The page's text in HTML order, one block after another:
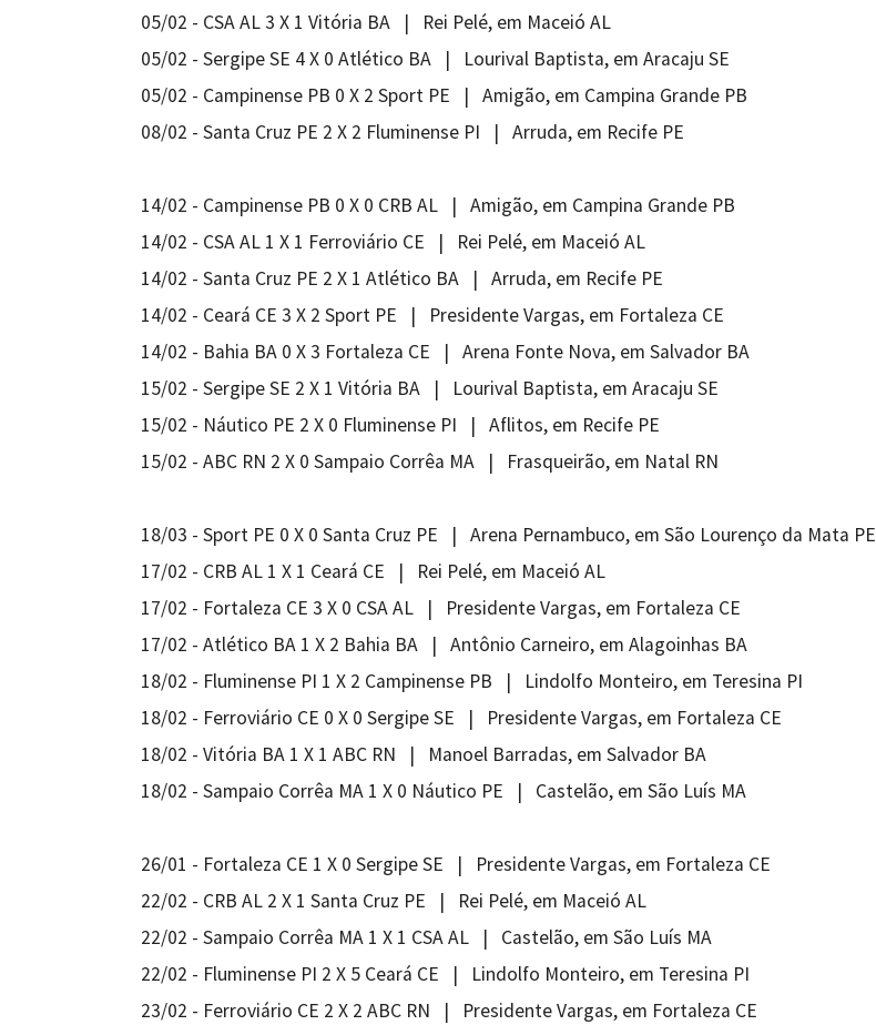
05/02 - CSA AL 3 X 1 Vitória BA | Rei Pelé, em Maceió AL
05/02 - Sergipe SE 4 X 0 Atlético BA | Lourival Baptista, em Aracaju SE
05/02 - Campinense PB 0 X 2 Sport PE | Amigão, em Campina Grande PB
08/02 - Santa Cruz PE 2 X 2 Fluminense PI | Arruda, em Recife PE
14/02 - Campinense PB 0 X 0 CRB AL | Amigão, em Campina Grande PB
14/02 - CSA AL 1 X 1 Ferroviário CE | Rei Pelé, em Maceió AL
14/02 - Santa Cruz PE 2 X 1 Atlético BA | Arruda, em Recife PE
14/02 - Ceará CE 3 X 2 Sport PE | Presidente Vargas, em Fortaleza CE
14/02 - Bahia BA 0 X 3 Fortaleza CE | Arena Fonte Nova, em Salvador BA
15/02 - Sergipe SE 2 X 1 Vitória BA | Lourival Baptista, em Aracaju SE
15/02 - Náutico PE 2 X 0 Fluminense PI | Aflitos, em Recife PE
15/02 - ABC RN 2 X 0 Sampaio Corrêa MA | Frasqueirão, em Natal RN
18/03 - Sport PE 0 X 0 Santa Cruz PE | Arena Pernambuco, em São Lourenço da Mata PE
17/02 - CRB AL 1 X 1 Ceará CE | Rei Pelé, em Maceió AL
17/02 - Fortaleza CE 3 X 0 CSA AL | Presidente Vargas, em Fortaleza CE
17/02 - Atlético BA 1 X 2 Bahia BA | Antônio Carneiro, em Alagoinhas BA
18/02 - Fluminense PI 1 X 2 Campinense PB | Lindolfo Monteiro, em Teresina PI
18/02 - Ferroviário CE 0 X 0 Sergipe SE | Presidente Vargas, em Fortaleza CE
18/02 - Vitória BA 1 X 1 ABC RN | Manoel Barradas, em Salvador BA
18/02 - Sampaio Corrêa MA 1 X 0 Náutico PE | Castelão, em São Luís MA
26/01 - Fortaleza CE 1 X 0 Sergipe SE | Presidente Vargas, em Fortaleza CE
22/02 - CRB AL 2 X 1 Santa Cruz PE | Rei Pelé, em Maceió AL
22/02 - Sampaio Corrêa MA 1 X 1 CSA AL | Castelão, em São Luís MA
22/02 - Fluminense PI 2 X 5 Ceará CE | Lindolfo Monteiro, em Teresina PI
23/02 - Ferroviário CE 2 X 2 ABC RN | Presidente Vargas, em Fortaleza CE